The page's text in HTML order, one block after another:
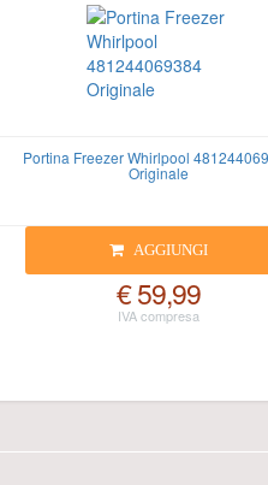
Portina Freezer Whirlpool
Originale
AGGIUNGI
€ 59,99